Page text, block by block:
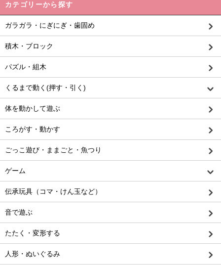
カテゴリーから探す
ガラガラ・にぎにぎ・歯固め
積木・ブロック
パズル・組木
くるまで動く(押す・引く)
体を動かして遊ぶ
ころがす・動かす
ごっこ遊び・ままごと・魚つり
ゲーム
伝承玩具（コマ・けん玉など）
音で遊ぶ
たたく・変形する
人形・ぬいぐるみ